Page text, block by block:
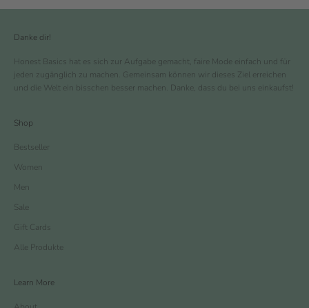
Danke dir!
Honest Basics hat es sich zur Aufgabe gemacht, faire Mode einfach und für
jeden zugänglich zu machen. Gemeinsam können wir dieses Ziel erreichen
und die Welt ein bisschen besser machen. Danke, dass du bei uns einkaufst!
Shop
Bestseller
Women
Men
Sale
Gift Cards
Alle Produkte
Learn More